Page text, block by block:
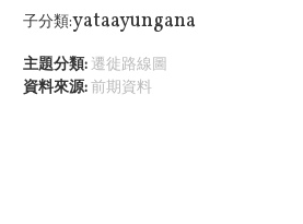
子分類:yataayungana
主題分類:遷徙路線圖
資料來源:前期資料